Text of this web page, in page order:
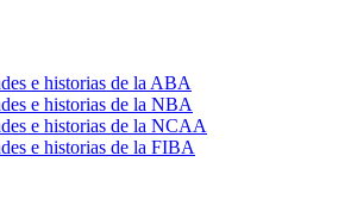
e historias de la ABA
e historias de la NBA
e historias de la NCAA
e historias de la FIBA